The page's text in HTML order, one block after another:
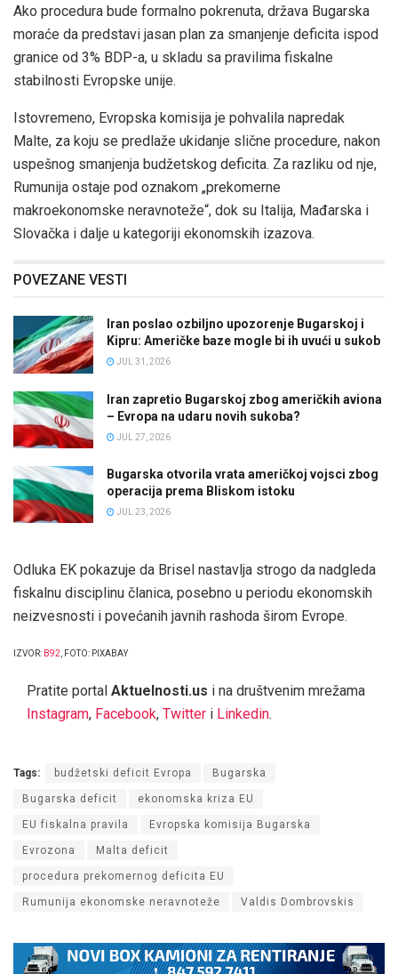
Ako procedura bude formalno pokrenuta, država Bugarska
moraće da predstavi jasan plan za smanjenje deficita ispod
granice od 3% BDP-a, u skladu sa pravilima fiskalne
stabilnosti Evropske unije.
Istovremeno, Evropska komisija je pohvalila napredak
Malte, za koju se predlaže ukidanje slične procedure, nakon
uspešnog smanjenja budžetskog deficita. Za razliku od nje,
Rumunija ostaje pod oznakom „prekomerne
makroekonomske neravnoteže“, dok su Italija, Mađarska i
Slovačka i dalje u kategoriji ekonomskih izazova.
POVEZANE VESTI
Iran poslao ozbiljno upozorenje Bugarskoj i
Kipru: Američke baze mogle bi ih uvući u sukob
JUL 31, 2026
Iran zapretio Bugarskoj zbog američkih aviona
– Evropa na udaru novih sukoba?
JUL 27, 2026
Bugarska otvorila vrata američkoj vojsci zbog
operacija prema Bliskom istoku
JUL 23, 2026
Odluka EK pokazuje da Brisel nastavlja strogo da nadgleda
fiskalnu disciplinu članica, posebno u periodu ekonomskih
neizvesnosti i povećanih javnih rashoda širom Evrope.
IZVOR: B92, FOTO: PIXABAY
Pratite portal Aktuelnosti.us i na društvenim mrežama
Instagram, Facebook, Twitter i Linkedin.
Tags: budžetski deficit Evropa Bugarska
Bugarska deficit ekonomska kriza EU
EU fiskalna pravila Evropska komisija Bugarska
Evrozona Malta deficit
procedura prekomernog deficita EU
Rumunija ekonomske neravnoteže Valdis Dombrovskis